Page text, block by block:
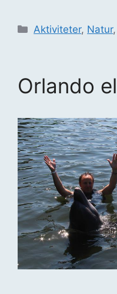
Kategorier
Aktiviteter, Natur,
Orlando